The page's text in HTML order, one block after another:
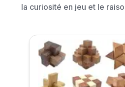
la curiosité en jeu et le